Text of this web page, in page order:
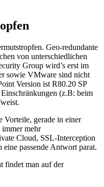
Geo-redundante
von unterschiedlichen
Group wird’s erst im
sowie VMware sind nicht
Version ist R80.20 SP
(z.B: beim
Vorteile, gerade in einer
mehr
Cloud, SSL-Interception
passende Antwort parat.
findet man auf der